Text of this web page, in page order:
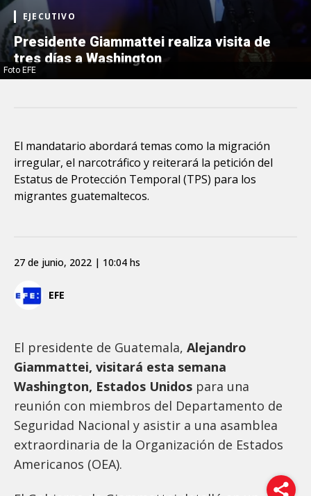
Foto EFE
EJECUTIVO
Presidente Giammattei realiza visita de
tres días a Washington
El mandatario abordará temas como la migración
irregular, el narcotráfico y reiterará la petición del
Estatus de Protección Temporal (TPS) para los
migrantes guatemaltecos.
EFE
27 de junio, 2022 | 10:04 hs
El presidente de Guatemala, Alejandro
Giammattei, visitará esta semana
Washington, Estados Unidos para una
reunión con miembros del Departamento de
Seguridad Nacional y asistir a una asamblea
extraordinaria de la Organización de Estados
Americanos (OEA).